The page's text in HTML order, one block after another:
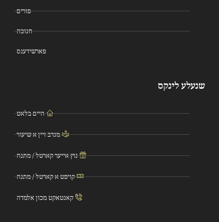
פורים
חנוכה
פארשידענס
שנעלע לינקס
היים בלאט
מנדב זיין א שיעור
נוץ אייער קארטל / מתנה
קויפט א קארטל / מתנה
קאנטאקט מכון אלמדה